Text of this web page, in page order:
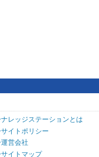
ナレッジステーションとは
サイトポリシー
運営会社
サイトマップ